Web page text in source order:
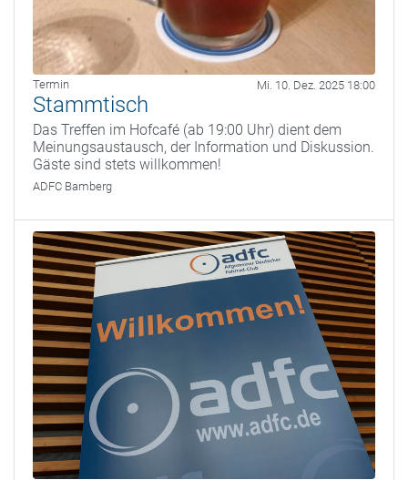
Termin Mi. 10. Dez. 2025 18:00
Stammtisch
Das Treffen im Hofcafé (ab 19:00 Uhr) dient dem
Meinungsaustausch, der Information und Diskussion.
Gäste sind stets willkommen!
ADFC Bamberg